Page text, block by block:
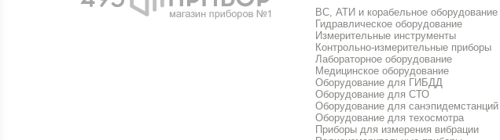
ВС, АТИ и корабельное оборудование
Гидравлическое оборудование
Измерительные инструменты
Контрольно-измерительные приборы
Лабораторное оборудование
Медицинское оборудование
Оборудование для ГИБДД
Оборудование для СТО
Оборудование для санэпидемстанций
Оборудование для техосмотра
Приборы для измерения вибрации